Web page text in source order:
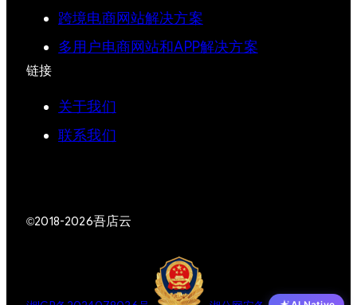
跨境电商网站解决方案
多用户电商网站和APP解决方案
链接
关于我们
联系我们
©2018-2026吾店云